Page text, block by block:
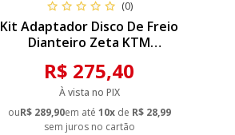
(0)
Kit Adaptador Disco De Freio
Dianteiro Zeta KTM
03/14
R$ 275,40
À vista no PIX
ouR$ 289,90em até 10xde R$ 28,99
sem juros no cartão